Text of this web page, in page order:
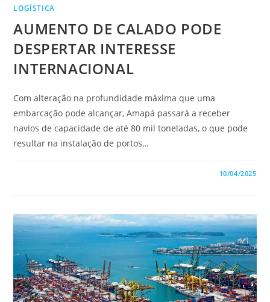
LOGÍSTICA
AUMENTO DE CALADO PODE
DESPERTAR INTERESSE
INTERNACIONAL
Com alteração na profundidade máxima que uma
embarcação pode alcançar, Amapá passará a receber
navios de capacidade de até 80 mil toneladas, o que pode
resultar na instalação de portos…
10/04/2025